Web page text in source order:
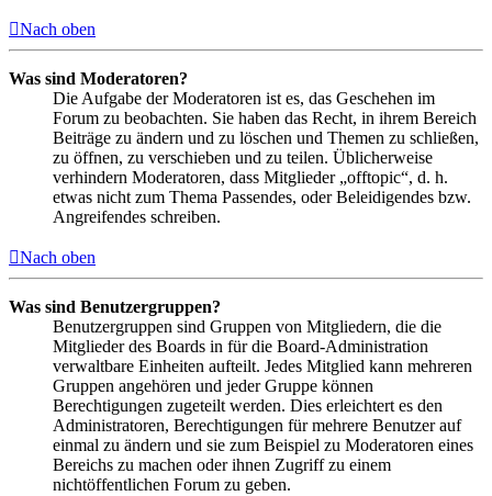
Nach oben
Was sind Moderatoren?
Die Aufgabe der Moderatoren ist es, das Geschehen im
Forum zu beobachten. Sie haben das Recht, in ihrem Bereich
Beiträge zu ändern und zu löschen und Themen zu schließen,
zu öffnen, zu verschieben und zu teilen. Üblicherweise
verhindern Moderatoren, dass Mitglieder „offtopic“, d. h.
etwas nicht zum Thema Passendes, oder Beleidigendes bzw.
Angreifendes schreiben.
Nach oben
Was sind Benutzergruppen?
Benutzergruppen sind Gruppen von Mitgliedern, die die
Mitglieder des Boards in für die Board-Administration
verwaltbare Einheiten aufteilt. Jedes Mitglied kann mehreren
Gruppen angehören und jeder Gruppe können
Berechtigungen zugeteilt werden. Dies erleichtert es den
Administratoren, Berechtigungen für mehrere Benutzer auf
einmal zu ändern und sie zum Beispiel zu Moderatoren eines
Bereichs zu machen oder ihnen Zugriff zu einem
nichtöffentlichen Forum zu geben.